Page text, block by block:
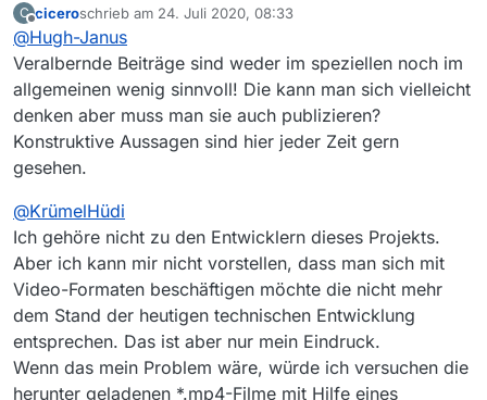
C
Offline
ciceroschrieb am 24. Juli 2020, 08:33
zuletzt editiert von
@Hugh-Janus
Veralbernde Beiträge sind weder im speziellen noch im
allgemeinen wenig sinnvoll! Die kann man sich vielleicht
denken aber muss man sie auch publizieren?
Konstruktive Aussagen sind hier jeder Zeit gern
gesehen.
@KrümelHüdi
Ich gehöre nicht zu den Entwicklern dieses Projekts.
Aber ich kann mir nicht vorstellen, dass man sich mit
Video-Formaten beschäftigen möchte die nicht mehr
dem Stand der heutigen technischen Entwicklung
entsprechen. Das ist aber nur mein Eindruck.
Wenn das mein Problem wäre, würde ich versuchen die
herunter geladenen *.mp4-Filme mit Hilfe eines